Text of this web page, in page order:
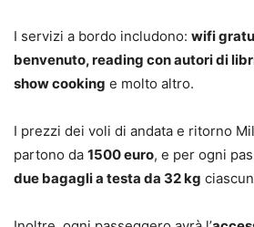
I servizi a bordo includono: wifi
benvenuto, reading con autori di
show cooking e molto altro.
I prezzi dei voli di andata e ritorno
partono da 1500 euro, e per ogni
due bagagli a testa da 32 kg